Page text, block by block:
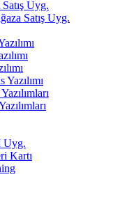
Uyg.
Satış Uyg.
Uyg.
Kartı